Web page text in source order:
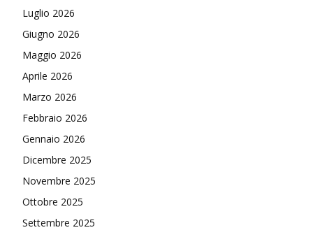
Luglio 2026
Giugno 2026
Maggio 2026
Aprile 2026
Marzo 2026
Febbraio 2026
Gennaio 2026
Dicembre 2025
Novembre 2025
Ottobre 2025
Settembre 2025